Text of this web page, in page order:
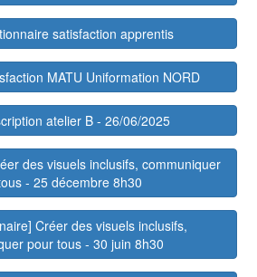
satisfaction apprentis
MATU Uniformation NORD
atelier B - 26/06/2025
des visuels inclusifs, communiquer
- 25 décembre 8h30
Créer des visuels inclusifs,
pour tous - 30 juin 8h30